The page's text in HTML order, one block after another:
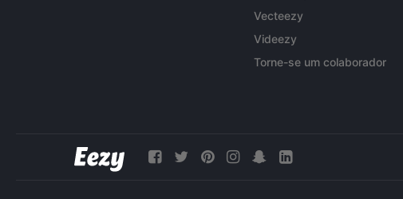
Vecteezy
Videezy
Torne-se um colaborador